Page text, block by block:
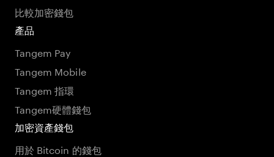
比較加密錢包
產品
Tangem Pay
Tangem Mobile
Tangem 指環
Tangem硬體錢包
加密資產錢包
用於 Bitcoin 的錢包